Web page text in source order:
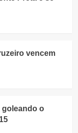
vencem
goleando o